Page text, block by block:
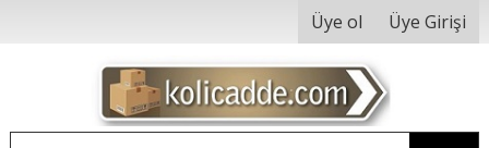
Üye ol Üye Girişi